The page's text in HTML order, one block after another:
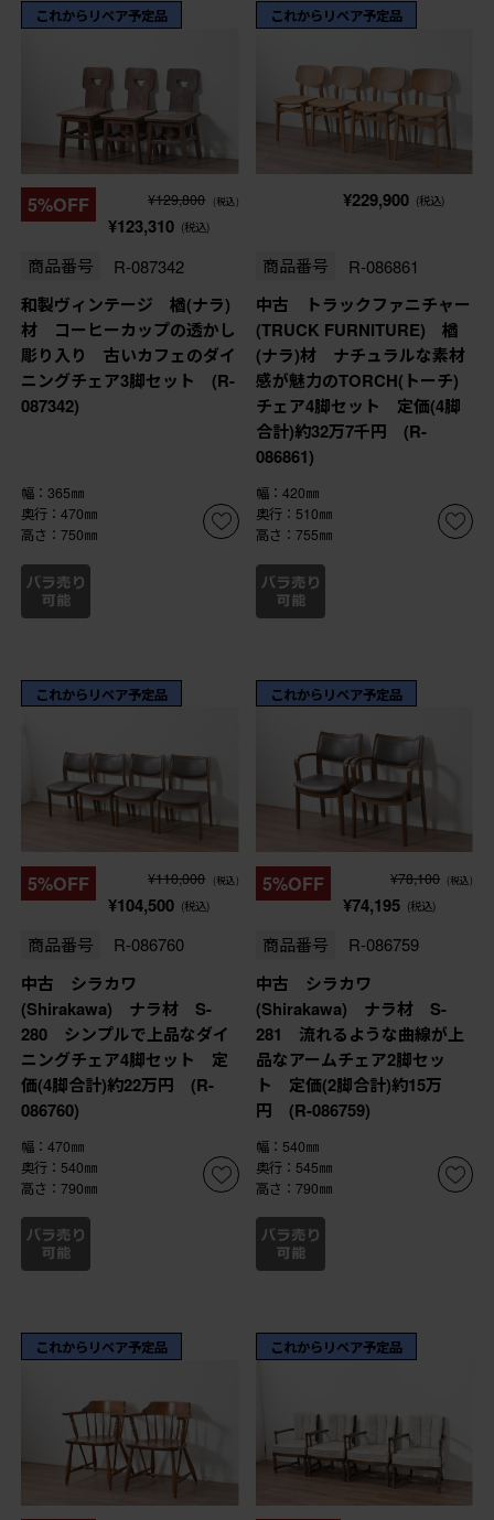
これからリペア予定品
5%OFF ¥129,800 (税込)
¥123,310 (税込)
商品番号 R-087342
和製ヴィンテージ 楢(ナラ)
材 コーヒーカップの透かし
彫り入り 古いカフェのダイ
ニングチェア3脚セット (R-
087342)
幅：365㎜
奥行：470㎜
高さ：750㎜
これからリペア予定品
¥229,900 (税込)
商品番号 R-086861
中古 トラックファニチャー
(TRUCK FURNITURE) 楢
(ナラ)材 ナチュラルな素材
感が魅力のTORCH(トーチ)
チェア4脚セット 定価(4脚
合計)約32万7千円 (R-
086861)
幅：420㎜
奥行：510㎜
高さ：755㎜
これからリペア予定品
5%OFF ¥110,000 (税込)
¥104,500 (税込)
商品番号 R-086760
中古 シラカワ
(Shirakawa) ナラ材 S-
280 シンプルで上品なダイ
ニングチェア4脚セット 定
価(4脚合計)約22万円 (R-
086760)
幅：470㎜
奥行：540㎜
高さ：790㎜
これからリペア予定品
5%OFF ¥78,100 (税込)
¥74,195 (税込)
商品番号 R-086759
中古 シラカワ
(Shirakawa) ナラ材 S-
281 流れるような曲線が上
品なアームチェア2脚セッ
ト 定価(2脚合計)約15万
円 (R-086759)
幅：540㎜
奥行：545㎜
高さ：790㎜
これからリペア予定品 これからリペア予定品